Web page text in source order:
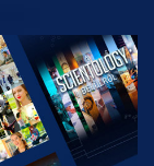
A SOROZAT
RÉSZEI